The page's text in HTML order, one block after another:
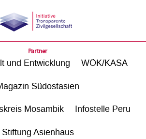
Partner
und Entwicklung WÖK/KASA
Südostasien
Mosambik Infostelle Peru
Stiftung Asienhaus